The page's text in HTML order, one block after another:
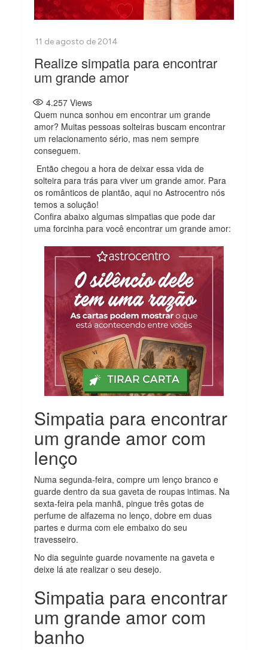
Realize simpatia para encontrar
um grande amor
4.257 Views
Quem nunca sonhou em encontrar um grande
amor? Muitas pessoas solteiras buscam encontrar
um relacionamento sério, mas nem sempre
conseguem.
Então chegou a hora de deixar essa vida de
solteira para trás para viver um grande amor. Para
os românticos de plantão, aqui no Astrocentro nós
temos a solução!
Confira abaixo algumas simpatias que pode dar
uma forcinha para você encontrar um grande amor:
Simpatia para encontrar
um grande amor com
lenço
Numa segunda-feira, compre um lenço branco e
guarde dentro da sua gaveta de roupas intimas. Na
sexta-feira pela manhã, pingue três gotas de
perfume de alfazema no lenço, dobre em duas
partes e durma com ele embaixo do seu
travesseiro.
No dia seguinte guarde novamente na gaveta e
deixe lá ate realizar o seu desejo.
Simpatia para encontrar
um grande amor com
banho